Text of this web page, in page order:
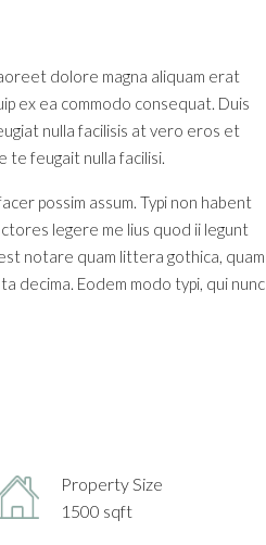
dolore magna aliquam erat
ex ea commodo consequat. Duis
nulla facilisis at vero eros et
te feugait nulla facilisi.
possim assum. Typi non habent
legere me lius quod ii legunt
notare quam littera gothica, quam
decima. Eodem modo typi, qui nunc
Property Size
1500 sqft